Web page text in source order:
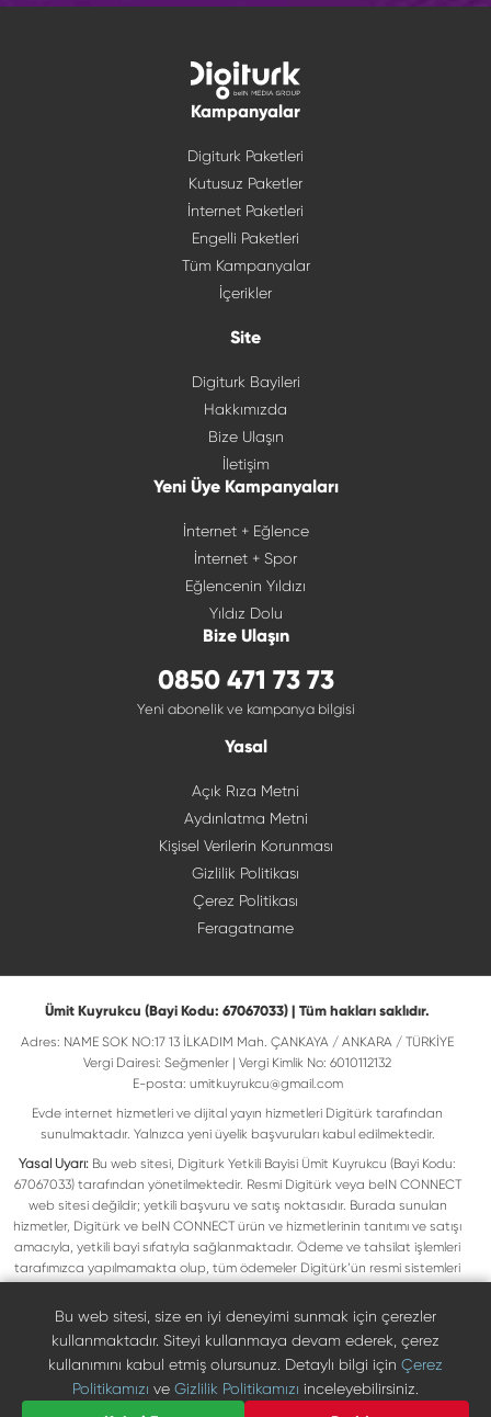
Kampanyalar
Digiturk Paketleri
Kutusuz Paketler
İnternet Paketleri
Engelli Paketleri
Tüm Kampanyalar
İçerikler
Site
Digiturk Bayileri
Hakkımızda
Bize Ulaşın
İletişim
Yeni Üye Kampanyaları
İnternet + Eğlence
İnternet + Spor
Eğlencenin Yıldızı
Yıldız Dolu
Bize Ulaşın
0850 471 73 73
Yeni abonelik ve kampanya bilgisi
Yasal
Açık Rıza Metni
Aydınlatma Metni
Kişisel Verilerin Korunması
Gizlilik Politikası
Çerez Politikası
Feragatname
Ümit Kuyrukcu (Bayi Kodu: 67067033) | Tüm hakları saklıdır.
Adres: NAME SOK NO:17 13 İLKADIM Mah. ÇANKAYA / ANKARA / TÜRKİYE
Vergi Dairesi: Seğmenler | Vergi Kimlik No: 6010112132
E-posta: umitkuyrukcu@gmail.com
Evde internet hizmetleri ve dijital yayın hizmetleri Digitürk tarafından
sunulmaktadır. Yalnızca yeni üyelik başvuruları kabul edilmektedir.
Yasal Uyarı: Bu web sitesi, Digiturk Yetkili Bayisi Ümit Kuyrukcu (Bayi Kodu:
67067033) tarafından yönetilmektedir. Resmi Digitürk veya beIN CONNECT
web sitesi değildir; yetkili başvuru ve satış noktasıdır. Burada sunulan
hizmetler, Digitürk ve beIN CONNECT ürün ve hizmetlerinin tanıtımı ve satışı
amacıyla, yetkili bayi sıfatıyla sağlanmaktadır. Ödeme ve tahsilat işlemleri
tarafımızca yapılmamakta olup, tüm ödemeler Digitürk’ün resmi sistemleri
ilgili hak sahiplerine ait olup yasal koruma altındadır. Bu markalar, yalnızca
marka sahiplerinin kullanım koşullarına uygun şekilde kullanılmaktadır. Digitürk
veya beIN CONNECT’in resmi web sitelerine ulaşmak için ilgili markaların
doğrudan resmi kanallarını ziyaret edebilirsiniz.
Digiturk resmî bayi listesinde doğrulayın
Bu web sitesi, size en iyi deneyimi sunmak için çerezler
kullanmaktadır. Siteyi kullanmaya devam ederek, çerez
kullanımını kabul etmiş olursunuz. Detaylı bilgi için Çerez
Politikamızı ve Gizlilik Politikamızı inceleyebilirsiniz.